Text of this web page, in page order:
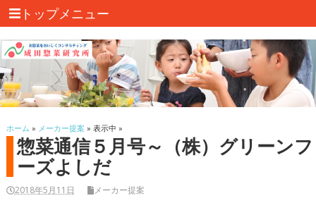
トップメニュー
ホーム » メーカー提案 » 表示中 »
惣菜通信５月号～（株）グリーンフ
ーズよしだ
2018年5月11日 メーカー提案